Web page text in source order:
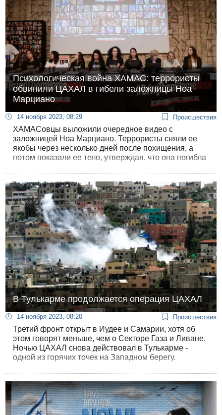
Психологическая война ХАМАС: террористы
обвинили ЦАХАЛ в гибели заложницы Ноа
Марциано
14 ноября 2023, 08:29 Происшествия
ХАМАСовцы выложили очередное видео с
заложницей Ноа Марциано. Террористы сняли ее
якобы через несколько дней после похищения, а
потом показали ее тело, утверждая, что она погибла
В Тулькарме продолжается операция ЦАХАЛ
14 ноября 2023, 08:20 Происшествия
Третий фронт открыт в Иудее и Самарии, хотя об
этом говорят меньше, чем о Секторе Газа и Ливане.
Ночью ЦАХАЛ снова действовал в Тулькарме -
одной из горячих точек на Западном берегу.